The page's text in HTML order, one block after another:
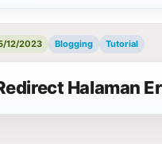
12/2023 Blogging Tutorial
Halaman